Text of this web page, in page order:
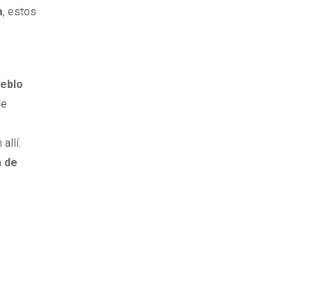
, estos
allí.
de